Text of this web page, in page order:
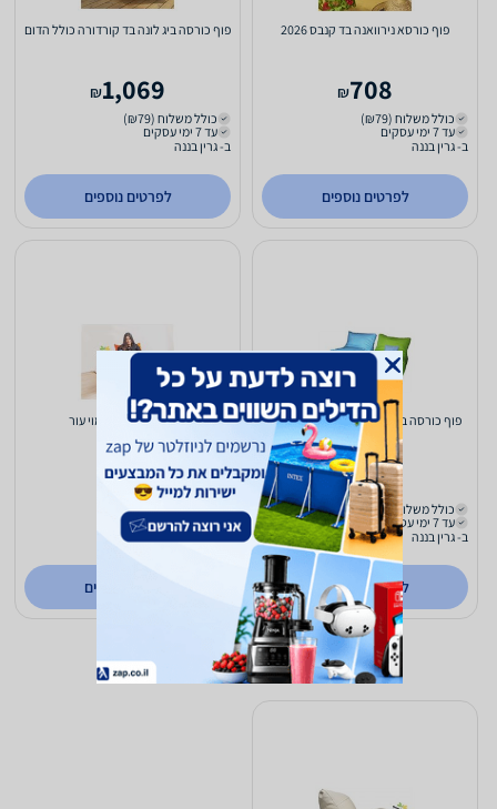
פוף כורסא נירוואנה בד קנבס 2026
708
₪
כולל משלוח (₪79)
עד 7 ימי עסקים
ב- גרין בננה
לפרטים נוספים
פוף כורסה ביג לונה בד קורדורה כולל הדום
1,069
₪
כולל משלוח (₪79)
עד 7 ימי עסקים
ב- גרין בננה
לפרטים נוספים
פוף כורסה ביג לונה דמוי עור - ללא הדום
1,029
₪
כולל משלוח (₪79)
עד 7 ימי עסקים
ב- גרין בננה
לפרטים נוספים
פוף כורסה סולו דמוי עור
628
₪
כולל משלוח (₪79)
עד 7 ימי עסקים
ב- גרין בננה
לפרטים נוספים